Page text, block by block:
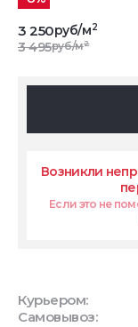
3 250руб/м2
3 495руб/м2
Возникли
Если это не
Курьером:
Самовывоз: